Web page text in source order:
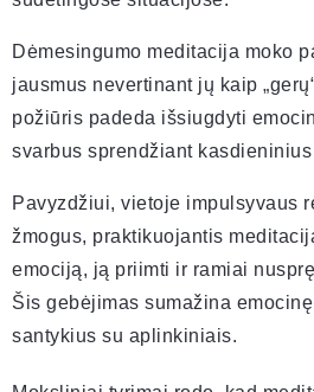
Dėmesingumo meditacija moko
jausmus nevertinant jų kaip
požiūris padeda išsiugdyti
svarbus sprendžiant
Pavyzdžiui, vietoje impulsyvaus
žmogus, praktikuojantis
emociją, ją priimti ir ramiai
Šis gebėjimas sumažina
santykius su aplinkiniais.